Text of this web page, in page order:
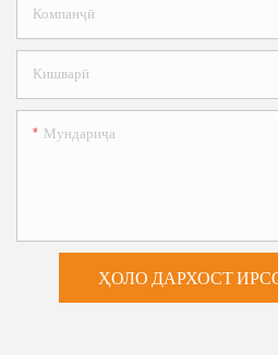
Компанҷӣ
Кишварӣ
Мундариҷа
ҲОЛО ДАРХОСТ